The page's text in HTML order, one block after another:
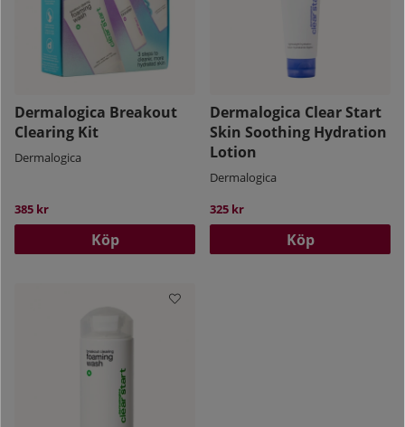
Dermalogica Breakout
Clearing Kit
Dermalogica
385 kr
Köp
Dermalogica Clear Start
Skin Soothing Hydration
Lotion
Dermalogica
325 kr
Köp